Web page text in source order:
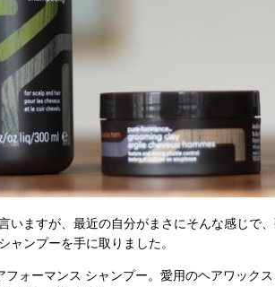
いますが、最近の自分がまさにそんな感じで
ャンプーを手に取りました。
ォーマンス シャンプー。愛用のヘアワック